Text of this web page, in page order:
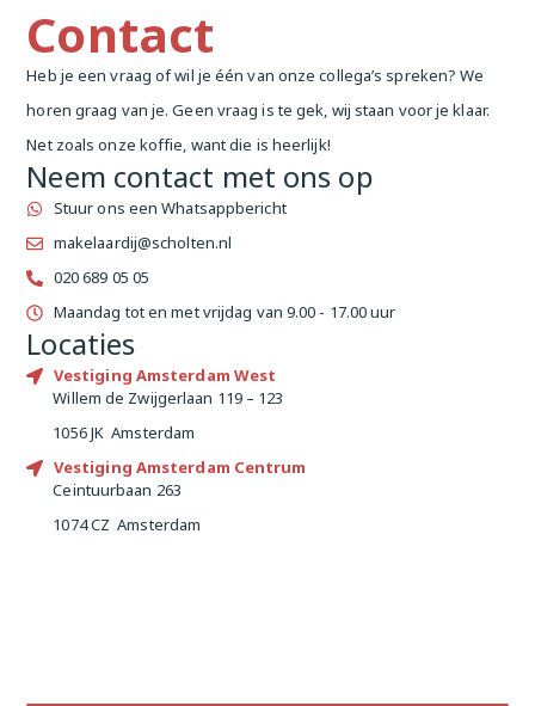
Contact
Heb je een vraag of wil je één van onze collega’s spreken? We
horen graag van je. Geen vraag is te gek, wij staan voor je klaar.
Net zoals onze koffie, want die is heerlijk!
Neem contact met ons op
Stuur ons een Whatsappbericht
makelaardij@scholten.nl
020 689 05 05
Maandag tot en met vrijdag van 9.00 - 17.00 uur
Locaties
Vestiging Amsterdam West
Willem de Zwijgerlaan 119 – 123
1056 JK Amsterdam
Vestiging Amsterdam Centrum
Ceintuurbaan 263
1074 CZ Amsterdam